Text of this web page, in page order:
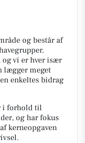
og består af
og vi er hver især
lægger meget
enkeltes bidrag
i forhold til
og har fokus
kerneopgaven